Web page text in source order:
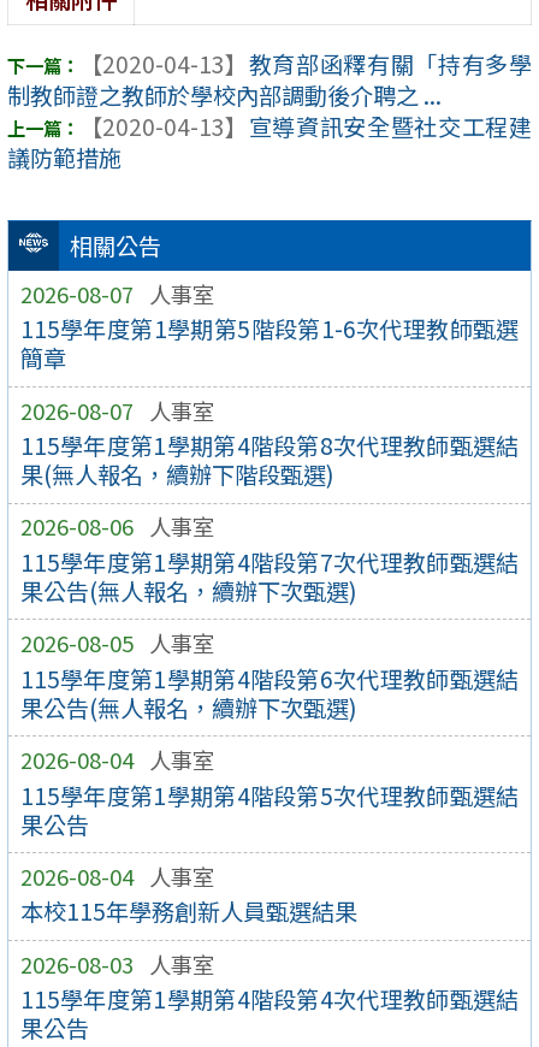
相關公告
2026-08-07 人事室
115學年度第1學期第5階段第1-6次代理教師甄選
簡章
2026-08-07 人事室
115學年度第1學期第4階段第8次代理教師甄選結
果(無人報名，續辦下階段甄選)
2026-08-06 人事室
115學年度第1學期第4階段第7次代理教師甄選結
果公告(無人報名，續辦下次甄選)
2026-08-05 人事室
115學年度第1學期第4階段第6次代理教師甄選結
果公告(無人報名，續辦下次甄選)
2026-08-04 人事室
115學年度第1學期第4階段第5次代理教師甄選結
果公告
2026-08-04 人事室
本校115年學務創新人員甄選結果
2026-08-03 人事室
115學年度第1學期第4階段第4次代理教師甄選結
果公告
【2020-04-13】 教育部函釋有關「持有多學
制教師證之教師於學校內部調動後介聘之 ...
【2020-04-13】 宣導資訊安全暨社交工程建
議防範措施